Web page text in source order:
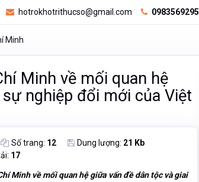
hotrokhotrithucso@gmail.com 0983569295
Minh
Minh về mối quan hệ
nghiệp đổi mới của Việt
Số trang: 12 Dung lượng: 21 Kb
17
Minh về mối quan hệ giữa vấn đề dân tộc và giai